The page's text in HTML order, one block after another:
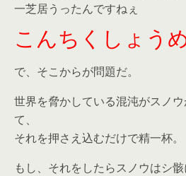
一芝居うったんですねぇ
こんちくしょう
で、そこからが問題だ。
世界を脅かしている混沌がスノ
て、
それを押さえ込むだけで精一杯。
もし、それをしたらスノウはシ骸